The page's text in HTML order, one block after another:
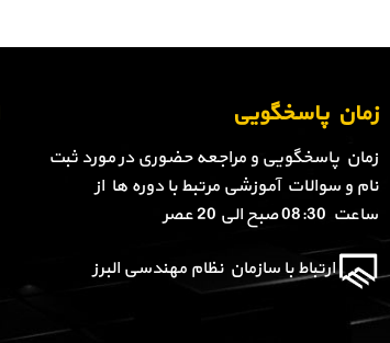
زمان پاسخگویی
زمان پاسخگویی و مراجعه حضوری در مورد ثبت
نام و سوالات آموزشی مرتبط با دوره ها از
ساعت 08:30 صبح الی 20 عصر
ارتباط با سازمان نظام مهندسی البرز